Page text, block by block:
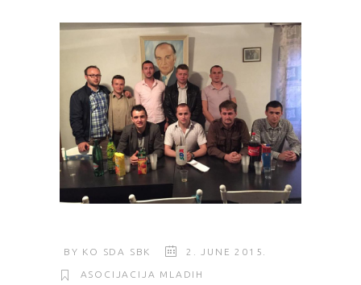
BY KO SDA SBK 2. JUNE 2015.
ASOCIJACIJA MLADIH